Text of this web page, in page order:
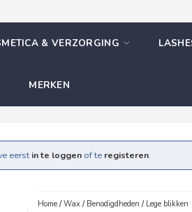
& VERZORGING
MERKEN
eerst in te loggen of te registeren.
Home/Wax/ Benodigdheden / Lege blikken